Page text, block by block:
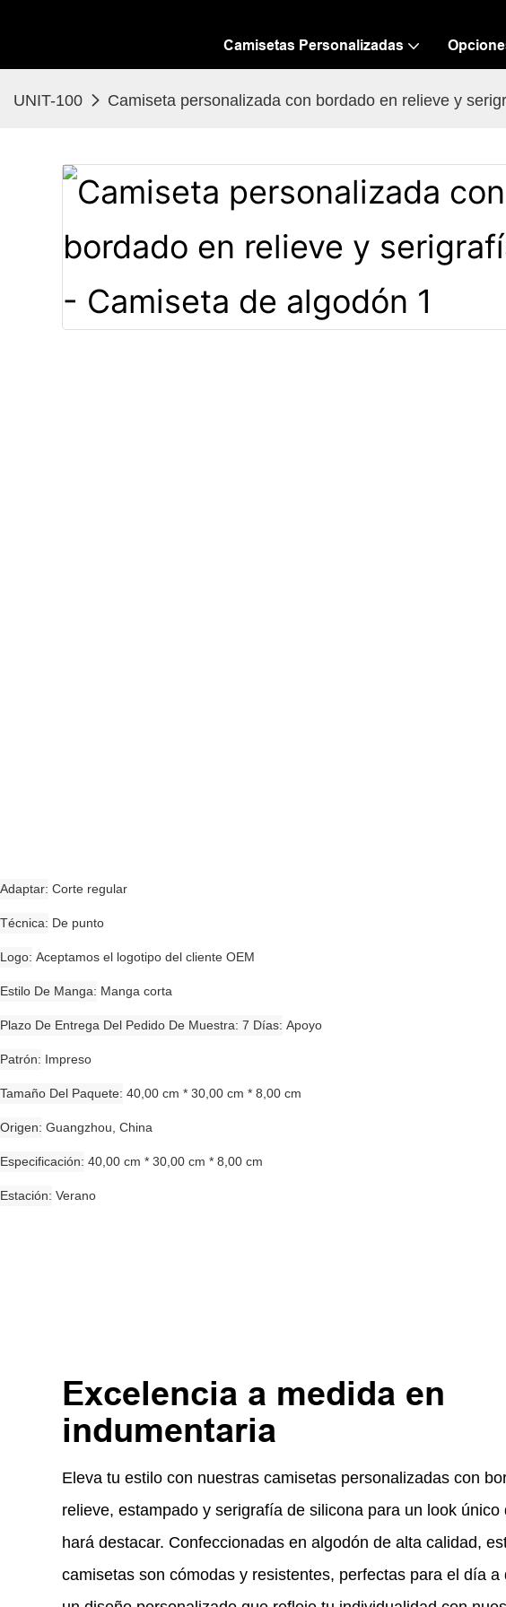
Camisetas Personalizadas
UNIT-100 Camiseta personalizada con bordado en relieve y
Adaptar Corte regular
Técnica De punto
Logo Aceptamos el logotipo del cliente OEM
Estilo De Manga Manga corta
Plazo De Entrega Del Pedido De Muestra: 7 Días Apoyo
Patrón Impreso
Tamaño Del Paquete 40,00 cm * 30,00 cm * 8,00 cm
Origen Guangzhou, China
Especificación 40,00 cm * 30,00 cm * 8,00 cm
Estación Verano
Excelencia a medida en
indumentaria
Eleva tu estilo con nuestras camisetas personalizadas con
relieve, estampado y serigrafía de silicona para un look único
hará destacar. Confeccionadas en algodón de alta calidad,
camisetas son cómodas y resistentes, perfectas para el día a